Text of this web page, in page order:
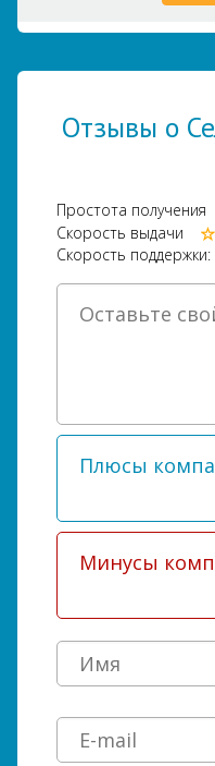
Отзывы о
Простота получения
Скорость выдачи
Скорость поддержки: